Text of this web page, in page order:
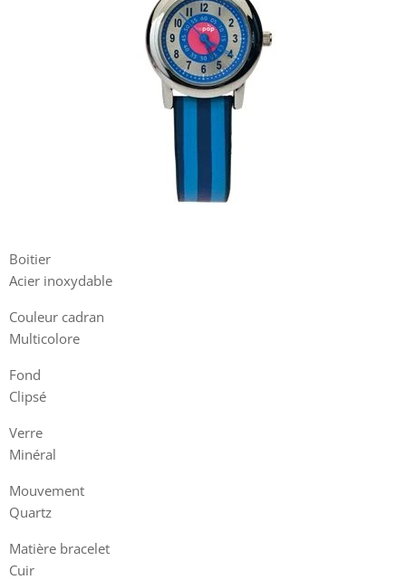
Boitier
Acier inoxydable
Couleur cadran
Multicolore
Fond
Clipsé
Verre
Minéral
Mouvement
Quartz
Matière bracelet
Cuir